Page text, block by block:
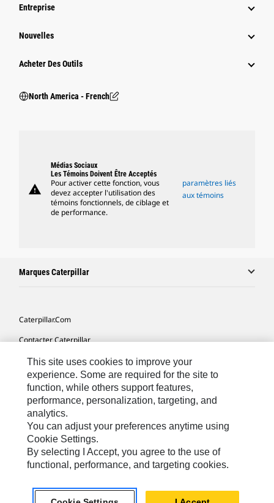
Entreprise
Nouvelles
Acheter Des Outils
North America - French
warning
Médias Sociaux
Les Témoins Doivent Être Acceptés
Pour activer cette fonction, vous
devez accepter l'utilisation des
témoins fonctionnels, de ciblage et
de performance.
paramètres liés
aux témoins
Marques Caterpillar
Caterpillar.com
Contacter Caterpillar
Mes Préférences Marketing
Plan Du Site
Cookie Settings
Légales
Confidentialité
North America - French© 2026 Caterpillar. Tous droits réservés.
This site uses cookies to improve your
experience. Some are required for the site to
function, while others support features,
performance, personalization, targeting, and
analytics.
You can adjust your preferences anytime using
Cookie Settings.
By selecting I Accept, you agree to the use of
functional, performance, and targeting cookies.